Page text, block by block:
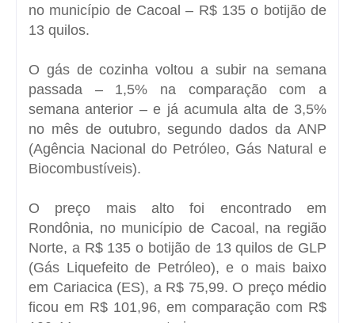
no município de Cacoal – R$ 135 o botijão de
13 quilos.
O gás de cozinha voltou a subir na semana
passada – 1,5% na comparação com a
semana anterior – e já acumula alta de 3,5%
no mês de outubro, segundo dados da ANP
(Agência Nacional do Petróleo, Gás Natural e
Biocombustíveis).
O preço mais alto foi encontrado em
Rondônia, no município de Cacoal, na região
Norte, a R$ 135 o botijão de 13 quilos de GLP
(Gás Liquefeito de Petróleo), e o mais baixo
em Cariacica (ES), a R$ 75,99. O preço médio
ficou em R$ 101,96, em comparação com R$